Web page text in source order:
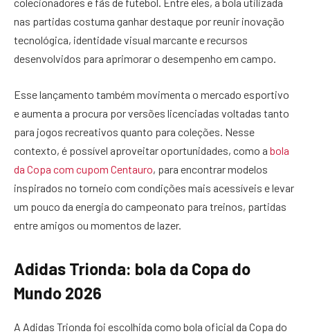
nas partidas costuma ganhar destaque por reunir inovação
tecnológica, identidade visual marcante e recursos
desenvolvidos para aprimorar o desempenho em campo.
Esse lançamento também movimenta o mercado esportivo
e aumenta a procura por versões licenciadas voltadas tanto
para jogos recreativos quanto para coleções. Nesse
contexto, é possível aproveitar oportunidades, como a bola
da Copa com cupom Centauro, para encontrar modelos
inspirados no torneio com condições mais acessíveis e levar
um pouco da energia do campeonato para treinos, partidas
entre amigos ou momentos de lazer.
Adidas Trionda: bola da Copa do
Mundo 2026
A Adidas Trionda foi escolhida como bola oficial da Copa do